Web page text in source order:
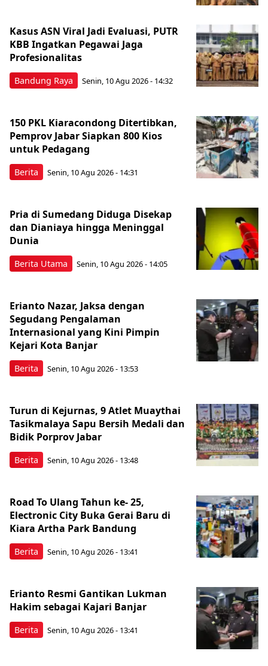
Bandung Raya
Kasus ASN Viral Jadi Evaluasi, PUTR
KBB Ingatkan Pegawai Jaga
Profesionalitas
Senin, 10 Agu 2026 - 14:32
Berita
150 PKL Kiaracondong Ditertibkan,
Pemprov Jabar Siapkan 800 Kios
untuk Pedagang
Senin, 10 Agu 2026 - 14:31
Berita Utama
Pria di Sumedang Diduga Disekap
dan Dianiaya hingga Meninggal
Dunia
Senin, 10 Agu 2026 - 14:05
Berita
Erianto Nazar, Jaksa dengan
Segudang Pengalaman
Internasional yang Kini Pimpin
Kejari Kota Banjar
Senin, 10 Agu 2026 - 13:53
Berita
Turun di Kejurnas, 9 Atlet Muaythai
Tasikmalaya Sapu Bersih Medali dan
Bidik Porprov Jabar
Senin, 10 Agu 2026 - 13:48
Berita
Road To Ulang Tahun ke- 25,
Electronic City Buka Gerai Baru di
Kiara Artha Park Bandung
Senin, 10 Agu 2026 - 13:41
Berita
Erianto Resmi Gantikan Lukman
Hakim sebagai Kajari Banjar
Senin, 10 Agu 2026 - 13:41